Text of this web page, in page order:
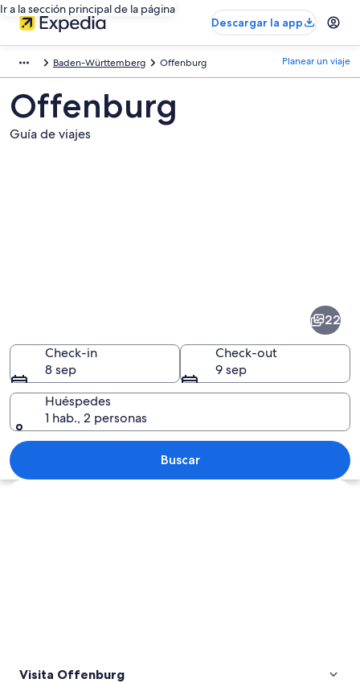
Ir a la sección principal de la página
Descargar la app
Baden-Württemberg Offenburg Planear un viaje
Offenburg
Guía de viajes
Una calle con edificios históricos, un
22
Check-in
8 sep
Check-out
9 sep
Huéspedes
1 hab., 2 personas
Buscar
Explorar mapa
Visita Offenburg